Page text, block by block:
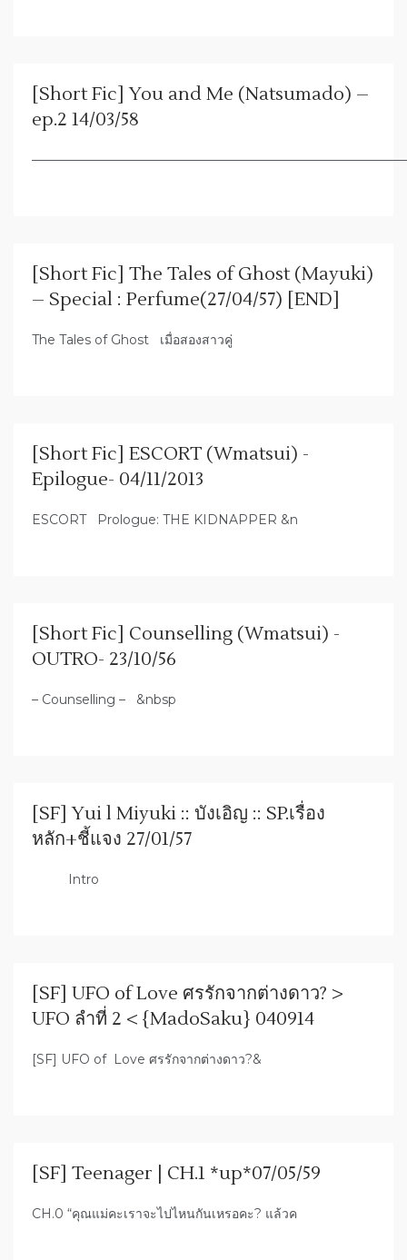
[Short Fic] You and Me (Natsumado) –
ep.2 14/03/58
[Short Fic] The Tales of Ghost (Mayuki)
– Special : Perfume(27/04/57) [END]
The Tales of Ghost เมื่อสองสาวคู่
[Short Fic] ESCORT (Wmatsui) -
Epilogue- 04/11/2013
ESCORT Prologue: THE KIDNAPPER &n
[Short Fic] Counselling (Wmatsui) -
OUTRO- 23/10/56
– Counselling – &nbsp
[SF] Yui l Miyuki :: บังเอิญ :: SP.เรื่อง
หลัก+ชี้แจง 27/01/57
Intro
[SF] UFO of Love ศรรักจากต่างดาว? >
UFO ลำที่ 2 < {MadoSaku} 040914
[SF] UFO of Love ศรรักจากต่างดาว?&
[SF] Teenager | CH.1 *up*07/05/59
CH.0 “คุณแม่คะเราจะไปไหนกันเหรอคะ? แล้วค